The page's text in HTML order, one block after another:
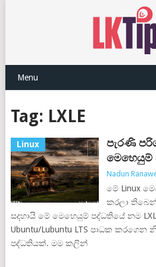
Menu
Tag: LXLE
Linux
පැරණි
මෙහෙයුම්
Nadun
මේ Linux
කරලා
සදහායි මේ මෙහෙයුම් පද්ධතියේ නම
Ubuntu/Lubuntu LTS පාධක
පද්ධතියක්. මම කලින්